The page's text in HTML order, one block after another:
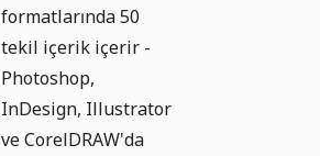
formatlarında 50
tekil içerik içerir -
Photoshop,
InDesign, Illustrator
ve CorelDRAW'da